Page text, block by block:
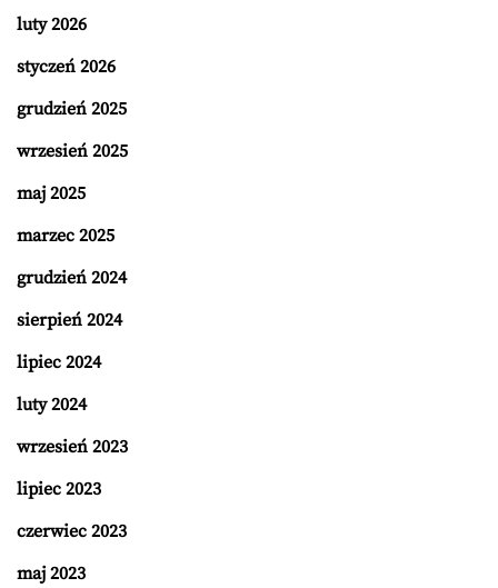
luty 2026
styczeń 2026
grudzień 2025
wrzesień 2025
maj 2025
marzec 2025
grudzień 2024
sierpień 2024
lipiec 2024
luty 2024
wrzesień 2023
lipiec 2023
czerwiec 2023
maj 2023